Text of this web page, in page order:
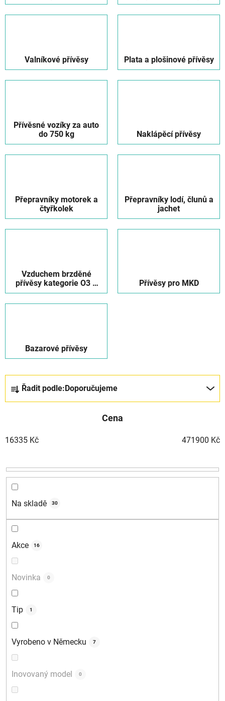
Valníkové přívěsy Plata a plošinové přívěsy
Přívěsné vozíky za auto
do 750 kg
Naklápěcí přívěsy
Přepravníky motorek a
čtyřkolek
Přepravníky lodí, člunů a
jachet
Vzduchem brzděné
přívěsy kategorie O3 a
O4
Přívěsy pro MKD
Bazarové přívěsy
n
í
r
Řadit podle: Doporučujeme
Cena
16335 Kč 471900 Kč
Na skladě 30
Akce 16
Novinka 0
Tip 1
Vyrobeno v Německu 7
Inovovaný model 0